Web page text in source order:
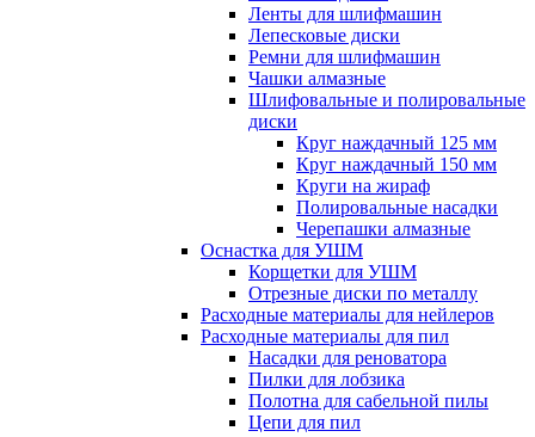
Ленты для шлифмашин
Лепесковые диски
Ремни для шлифмашин
Чашки алмазные
Шлифовальные и полировальные
диски
Круг наждачный 125 мм
Круг наждачный 150 мм
Круги на жираф
Полировальные насадки
Черепашки алмазные
Оснастка для УШМ
Корщетки для УШМ
Отрезные диски по металлу
Расходные материалы для нейлеров
Расходные материалы для пил
Насадки для реноватора
Пилки для лобзика
Полотна для сабельной пилы
Цепи для пил